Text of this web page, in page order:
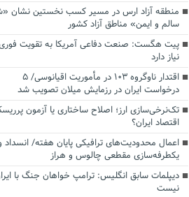
منطقه آزاد ارس در مسیر کسب نخستین نشان
سالم و ایمن» مناطق آزاد کشور
پیت هگست: صنعت دفاعی آمریکا به تقویت
نیاز دارد
اقتدار ناوگروه ۱۰۳ در مأموریت‌ اقیانوسی/ ۵
درخواست ایران در رزمایش میلان تصویب شد
تک‌نرخی‌سازی ارز؛ اصلاح ساختاری یا آزمون
اقتصاد ایران؟
اعمال محدودیت‌های ترافیکی پایان هفته/ انسداد
یکطرفه‌سازی مقطعی چالوس و هراز
دیپلمات سابق انگلیس:‌ ترامپ خواهان جنگ با
نیست